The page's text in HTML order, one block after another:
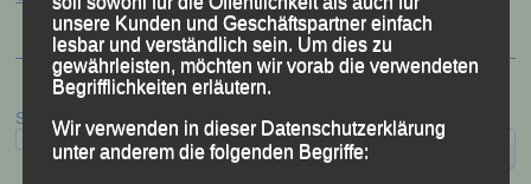
Suchen
unsere Kunden und Geschäftspartner einfach
lesbar und verständlich sein. Um dies zu
gewährleisten, möchten wir vorab die verwendeten
Begrifflichkeiten erläutern.
Wir verwenden in dieser Datenschutzerklärung
unter anderem die folgenden Begriffe: